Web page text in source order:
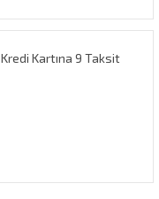
Kredi Kartına 9 Taksit